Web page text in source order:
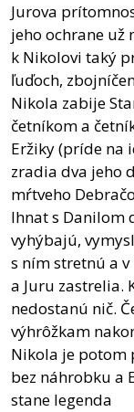
Jurova
jeho ochrane
k Nikolovi taký
ľuďoch,
Nikola zabije
četníkom a
Eržiky (príde na
zradia dva jeho
mŕtveho
Ihnat s Danilom
vyhýbajú,
s ním stretnú a
a Juru zastrelia.
nedostanú nič.
výhrôžkam
Nikola je potom
bez náhrobku a
stane legenda